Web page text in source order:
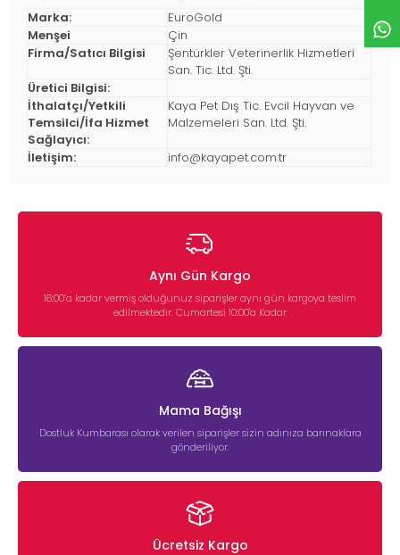
Marka:
EuroGold
Menşei
Çin
Firma/Satıcı Bilgisi
Şentürkler Veterinerlik Hizmetleri
San. Tic. Ltd. Şti.
Üretici Bilgisi:
İthalatçı/Yetkili
Temsilci/İfa Hizmet
Sağlayıcı:
Kaya Pet Dış Tic. Evcil Hayvan ve
Malzemeleri San. Ltd. Şti.
İletişim: info@kayapet.com.tr
Aynı Gün Kargo
16:00’a kadar vermiş olduğunuz siparişler aynı gün kargoya teslim
edilmektedir. Cumartesi 10:00'a Kadar
Mama Bağışı
Dostluk Kumbarası olarak verilen siparişler sizin adınıza barınaklara
gönderiliyor.
Ücretsiz Kargo